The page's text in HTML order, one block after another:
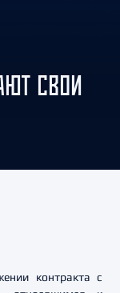
СВОИ
контракта с